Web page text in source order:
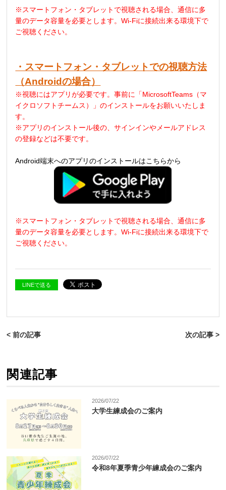
※スマートフォン・タブレットで視聴される場合、通信に多
量のデータ容量を必要とします。Wi-Fiに接続出来る環境下で
ご視聴ください。
・スマートフォン・タブレットでの視聴方法
（Androidの場合）
※視聴にはアプリが必要です。事前に「MicrosoftTeams（マ
イクロソフトチームス）」のインストールをお願いいたしま
す。
※アプリのインストール後の、サインインやメールアドレス
の登録などは不要です。
Android端末へのアプリのインストールはこちらから
※スマートフォン・タブレットで視聴される場合、通信に多
量のデータ容量を必要とします。Wi-Fiに接続出来る環境下で
ご視聴ください。
LINEで送る
< 前の記事 次の記事 >
関連記事
2026/07/22
大学生練成会のご案内
2026/07/22
令和8年夏季青少年練成会のご案内